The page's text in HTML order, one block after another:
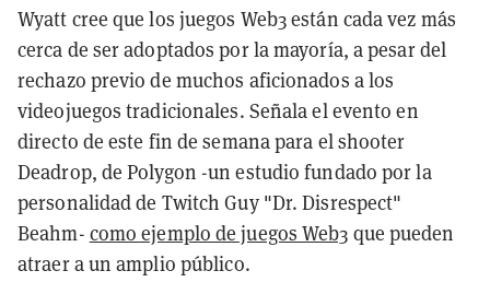
Wyatt cree que los juegos Web3 están cada vez más
cerca de ser adoptados por la mayoría, a pesar del
rechazo previo de muchos aficionados a los
videojuegos tradicionales. Señala el evento en
directo de este fin de semana para el shooter
Deadrop, de Polygon -un estudio fundado por la
personalidad de Twitch Guy "Dr. Disrespect"
Beahm- como ejemplo de juegos Web3 que pueden
atraer a un amplio público.